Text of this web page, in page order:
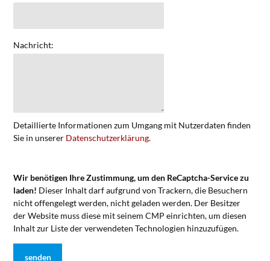
Nachricht:
Detaillierte Informationen zum Umgang mit Nutzerdaten finden
Sie in unserer Datenschutzerklärung.
Wir benötigen Ihre Zustimmung, um den ReCaptcha-Service zu
laden! Dieser Inhalt darf aufgrund von Trackern, die Besuchern
nicht offengelegt werden, nicht geladen werden. Der Besitzer
der Website muss diese mit seinem CMP einrichten, um diesen
Inhalt zur Liste der verwendeten Technologien hinzuzufügen.